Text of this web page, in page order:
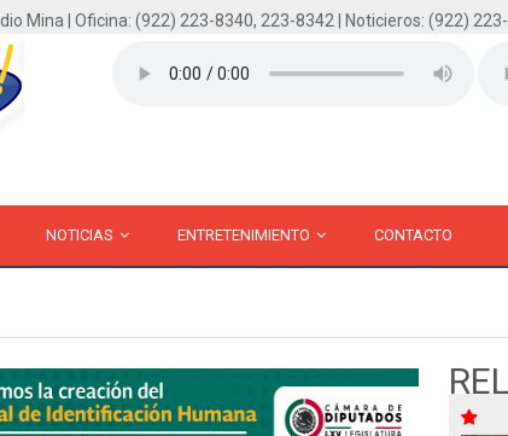
Mina | Oficina: (922) 223-8340, 223-8342 | Noticieros: (922)
NOTICIAS ENTRETENIMIENTO CONTACTO